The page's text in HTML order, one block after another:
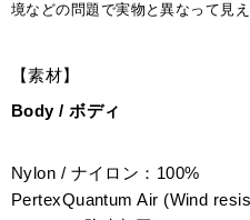
境などの問題で実物と異なって見
【素材】
Body / ボディ
Nylon / ナイロン：100%
PertexQuantum Air (Wind